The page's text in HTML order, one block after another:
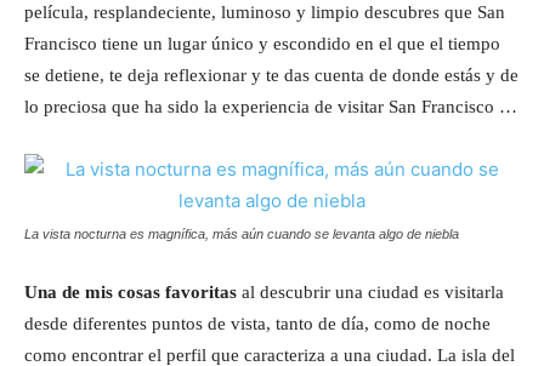
película, resplandeciente, luminoso y limpio descubres que San
Francisco tiene un lugar único y escondido en el que el tiempo
se detiene, te deja reflexionar y te das cuenta de donde estás y de
lo preciosa que ha sido la experiencia de visitar San Francisco …
La vista nocturna es magnífica, más aún cuando se levanta algo de niebla
Una de mis cosas favoritas al descubrir una ciudad es visitarla
desde diferentes puntos de vista, tanto de día, como de noche
como encontrar el perfil que caracteriza a una ciudad. La isla del